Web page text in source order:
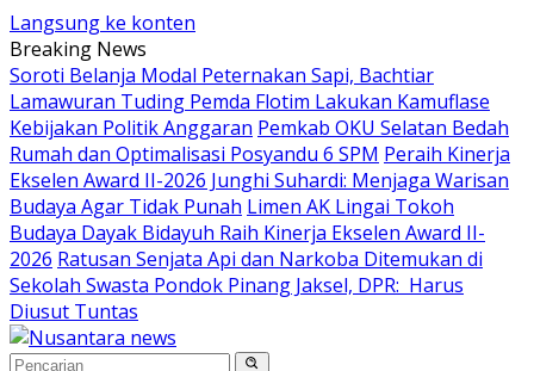
Langsung ke konten
Breaking News
Soroti Belanja Modal Peternakan Sapi, Bachtiar
Lamawuran Tuding Pemda Flotim Lakukan Kamuflase
Kebijakan Politik Anggaran Pemkab OKU Selatan Bedah
Rumah dan Optimalisasi Posyandu 6 SPM Peraih Kinerja
Ekselen Award II-2026 Junghi Suhardi: Menjaga Warisan
Budaya Agar Tidak Punah Limen AK Lingai Tokoh
Budaya Dayak Bidayuh Raih Kinerja Ekselen Award II-
2026 Ratusan Senjata Api dan Narkoba Ditemukan di
Sekolah Swasta Pondok Pinang Jaksel, DPR: Harus
Diusut Tuntas